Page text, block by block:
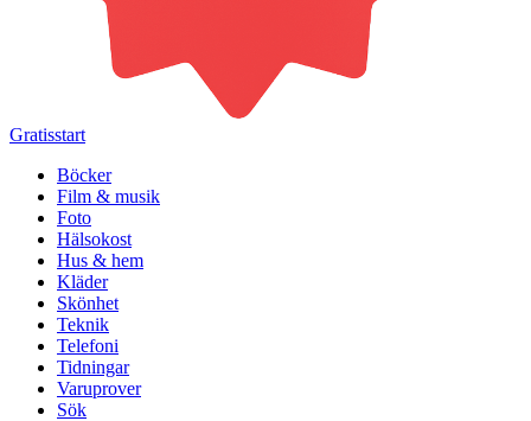
Gratisstart
Böcker
Film & musik
Foto
Hälsokost
Hus & hem
Kläder
Skönhet
Teknik
Telefoni
Tidningar
Varuprover
Sök